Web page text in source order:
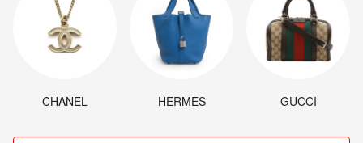
CHANEL HERMES GUCCI